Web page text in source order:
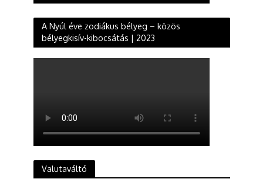
A Nyúl éve zodiákus bélyeg – közös
bélyegkisív-kibocsátás | 2023
Valutaváltó